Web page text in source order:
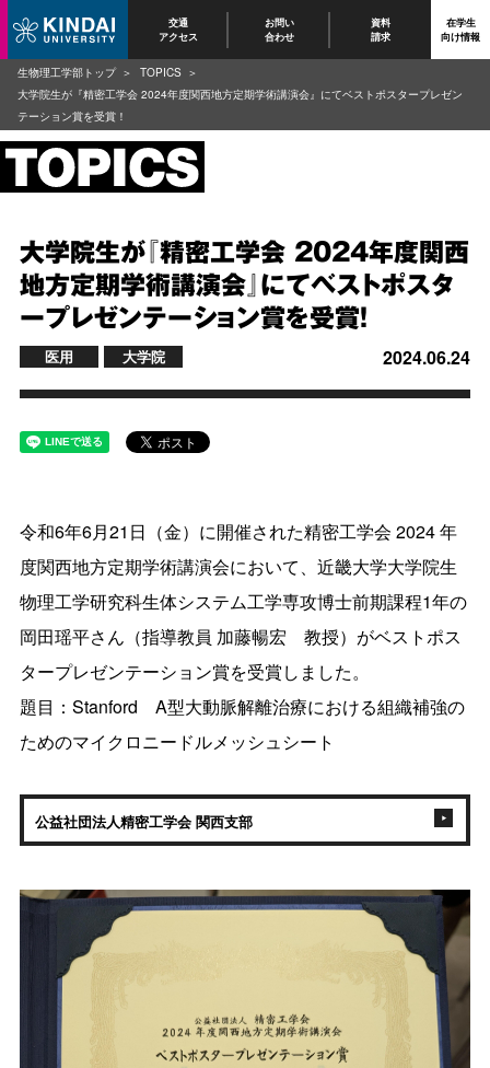
交通
アクセス
お問い
合わせ
資料
請求
在学生
向け情報
大学院生が『精密工学会 2024年度関西
地方定期学術講演会』にてベストポスタ
ープレゼンテーション賞を受賞！
2024.06.24
医用 大学院
令和6年6月21日（金）に開催された精密工学会 2024 年
度関西地方定期学術講演会において、近畿大学大学院生
物理工学研究科生体システム工学専攻博士前期課程1年の
岡田瑶平さん（指導教員 加藤暢宏 教授）がベストポス
タープレゼンテーション賞を受賞しました。
題目：Stanford A型大動脈解離治療における組織補強の
ためのマイクロニードルメッシュシート
公益社団法人精密工学会 関西支部
生物理工学部トップ
TOPICS
大学院生が『精密工学会 2024年度関西地方定期学術講演会』にてベストポスタープレゼン
テーション賞を受賞！